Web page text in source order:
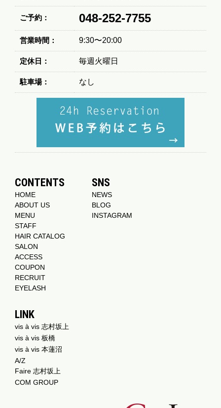
ご予約： 048-252-7755
営業時間： 9:30〜20:00
定休日： 毎週火曜日
駐車場： なし
CONTENTS
HOME
ABOUT US
MENU
STAFF
HAIR CATALOG
SALON
ACCESS
COUPON
RECRUIT
EYELASH
SNS
NEWS
BLOG
INSTAGRAM
LINK
vis à vis 志村坂上
vis à vis 板橋
vis à vis 本蓮沼
A/Z
Faire 志村坂上
COM GROUP